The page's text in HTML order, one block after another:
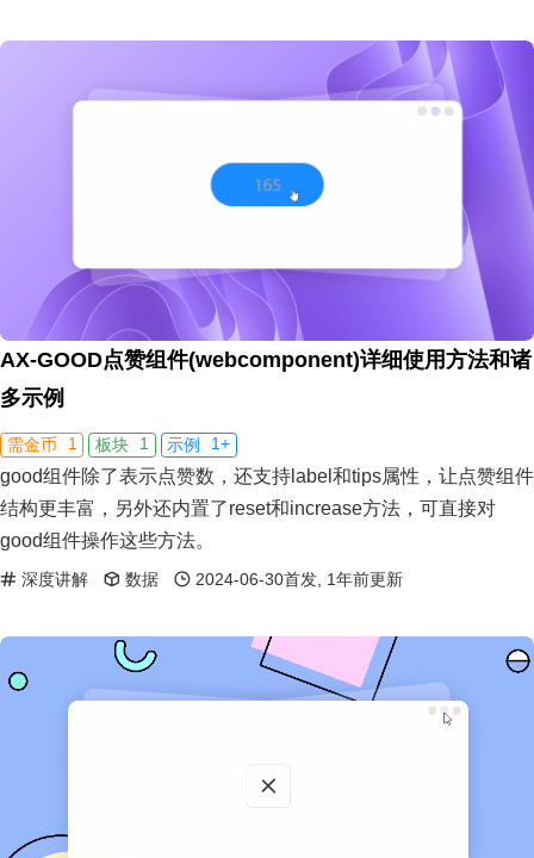
AX-GOOD点赞组件(webcomponent)详细使用方法和诸
多示例
需金币 1 板块 1 示例 1+
good组件除了表示点赞数，还支持label和tips属性，让点赞组件
结构更丰富，另外还内置了reset和increase方法，可直接对
good组件操作这些方法。
深度讲解 数据 2024-06-30首发, 1年前更新